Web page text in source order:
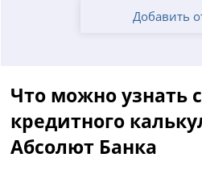
Добавить
Что можно узнать
кредитного
Абсолют Банка